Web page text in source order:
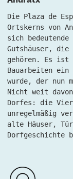
Die Plaza de
Ortskerns von
sich bedeutende
Gutshäuser,
gehören. Es
Bauarbeiten ein
wurde, der nun
Nicht weit
Dorfes: die
unregelmäßig
alte Häuser,
Dorfgeschichte